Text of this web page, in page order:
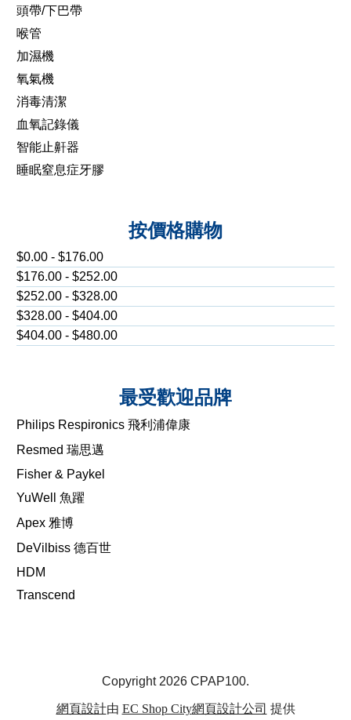
頭帶/下巴帶
喉管
加濕機
氧氣機
消毒清潔
血氧記錄儀
智能止鼾器
睡眠窒息症牙膠
按價格購物
$0.00 - $176.00
$176.00 - $252.00
$252.00 - $328.00
$328.00 - $404.00
$404.00 - $480.00
最受歡迎品牌
Philips Respironics 飛利浦偉康
Resmed 瑞思邁
Fisher & Paykel
YuWell 魚躍
Apex 雅博
DeVilbiss 德百世
HDM
Transcend
Copyright 2026 CPAP100.
網頁設計由 EC Shop City網頁設計公司 提供